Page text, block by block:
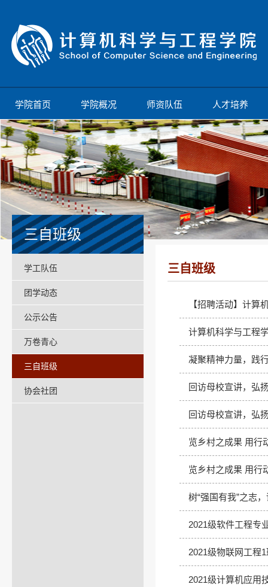
学院首页 学院概况 师资队伍 人才培养
三自班级
学工队伍
团学动态
公示公告
万卷青心
三自班级
协会社团
三自班级
【招聘活动】计算
计算机科学与工程
凝聚精神力量，践
回访母校宣讲，弘
回访母校宣讲，弘
览乡村之成果 用行
览乡村之成果 用行
树“强国有我”之志
2021级软件工程专
2021级物联网工程
2021级计算机应用